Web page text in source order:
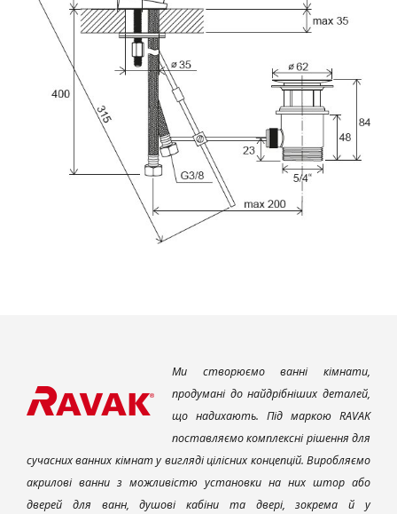
Ми створюємо ванні кімнати,
продумані до найдрібніших деталей,
що надихають. Під маркою RAVAK
поставляємо комплексні рішення для
сучасних ванних кімнат у вигляді цілісних концепцій. Виробляємо
акрилові ванни з можливістю установки на них штор або
дверей для ванн, душові кабіни та двері, зокрема й у